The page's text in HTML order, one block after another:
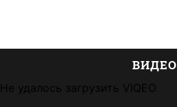
ВИДЕО
Не удалось загрузить VIQEO